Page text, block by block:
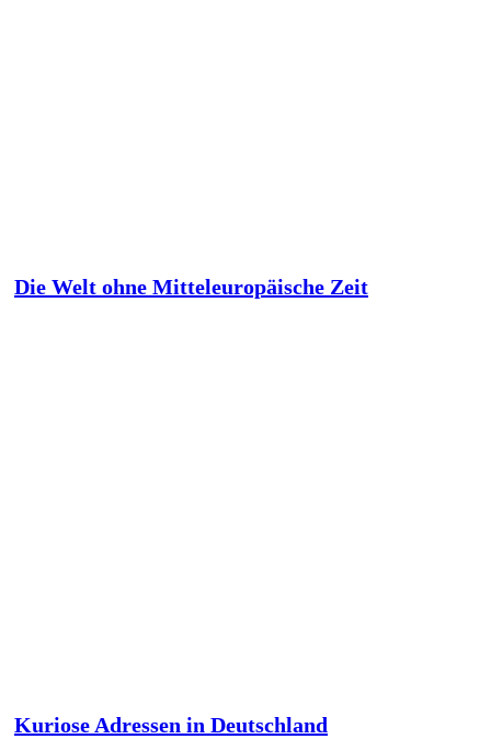
Die Welt ohne Mitteleuropäische Zeit
Kuriose Adressen in Deutschland